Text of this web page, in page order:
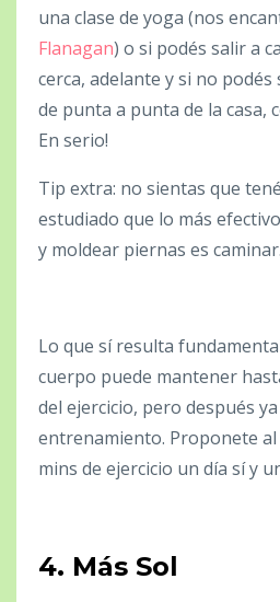
una clase de yoga (nos
Flanagan) o si podés salir a
cerca, adelante y si no
de punta a punta de la casa,
En serio!
Tip extra: no sientas que
estudiado que lo más
y moldear piernas es
Lo que sí resulta
cuerpo puede mantener
del ejercicio, pero después
entrenamiento. Proponete al
mins de ejercicio un día sí y
4. Más Sol